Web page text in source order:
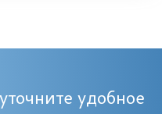
удобное